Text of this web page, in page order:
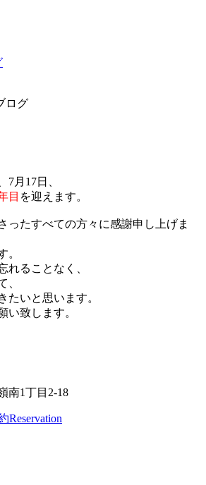
ログ
7月17日、
目 を迎えます。
ったすべての方々に感謝申し上げま
。
れることなく、
、
たいと思います。
い致します。
南1丁目2-18
Reservation